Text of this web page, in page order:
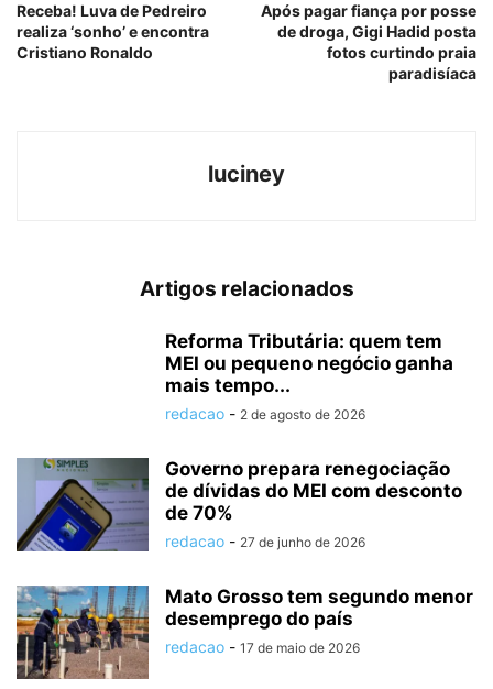
Receba! Luva de Pedreiro
realiza ‘sonho’ e encontra
Cristiano Ronaldo
Após pagar fiança por posse
de droga, Gigi Hadid posta
fotos curtindo praia
paradisíaca
luciney
Artigos relacionados
Reforma Tributária: quem tem
MEI ou pequeno negócio ganha
mais tempo...
redacao - 2 de agosto de 2026
Governo prepara renegociação
de dívidas do MEI com desconto
de 70%
redacao - 27 de junho de 2026
Mato Grosso tem segundo menor
desemprego do país
redacao - 17 de maio de 2026